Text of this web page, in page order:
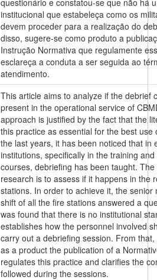
institucional que estabeleça como os
devem proceder para a realização do
disso, sugere-se como produto a
Instrução Normativa que regulamente
esclareça a conduta a ser seguida ao
atendimento.
This article aims to analyze if the debrief
present in the operational service of
approach is justified by the fact that the
this practice as essential for the best use
the last years, it has been noticed that in
institutions, specifically in the training
courses, debriefing has been taught.
research is to assess if it happens in the
stations. In order to achieve it, the senior
shift of all the fire stations answered a
was found that there is no institutional
establishes how the personnel involved
carry out a debriefing session. From
as a product the publication of a
regulates this practice and clarifies the
followed during the sessions.